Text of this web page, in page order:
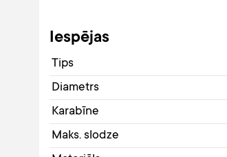
Iespējas
Tips
Diametrs
Karabīne
Maks. slodze